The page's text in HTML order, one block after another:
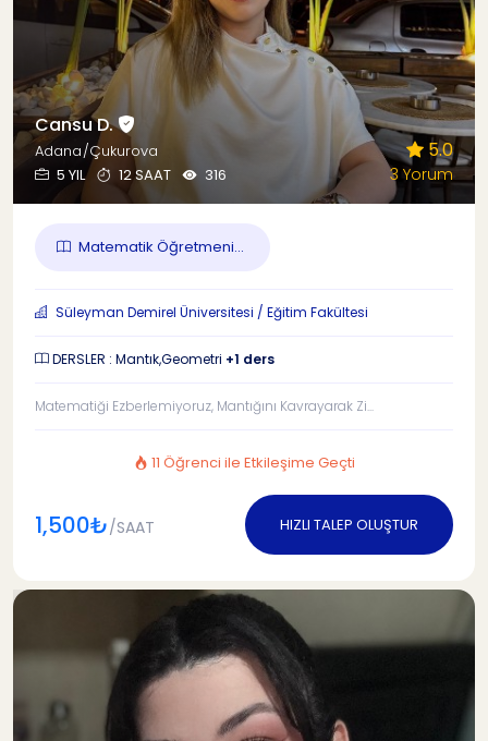
Cansu D.
Adana/Çukurova
5 YIL
12 SAAT 316
5.0
3 Yorum
Matematik Öğretmeni...
Süleyman Demirel Üniversitesi / Eğitim Fakültesi
DERSLER : Mantık,Geometri +1 ders
Matematiği Ezberlemiyoruz, Mantığını Kavrayarak Zi...
11 Öğrenci ile Etkileşime Geçti
1,500₺/SAAT HIZLI TALEP OLUŞTUR